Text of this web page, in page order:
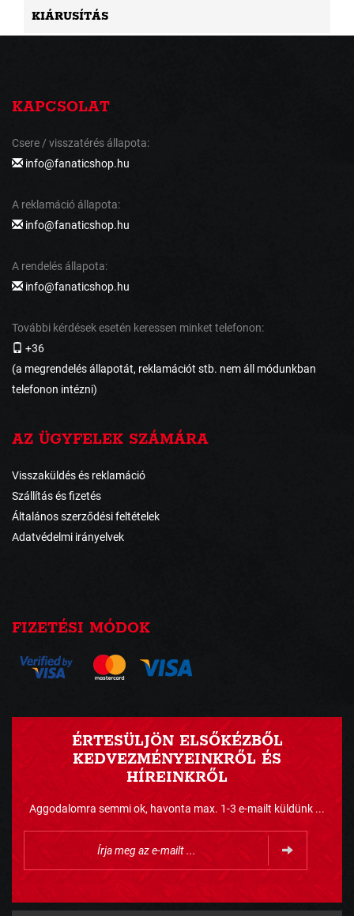
KIÁRUSÍTÁS
KAPCSOLAT
Csere / visszatérés állapota:
info@fanaticshop.hu
A reklamáció állapota:
info@fanaticshop.hu
A rendelés állapota:
info@fanaticshop.hu
További kérdések esetén keressen minket telefonon:
+36
(a megrendelés állapotát, reklamációt stb. nem áll módunkban
telefonon intézni)
AZ ÜGYFELEK SZÁMÁRA
Visszaküldés és reklamáció
Szállítás és fizetés
Általános szerződési feltételek
Adatvédelmi irányelvek
FIZETÉSI MÓDOK
ÉRTESÜLJÖN ELSŐKÉZBŐL
KEDVEZMÉNYEINKRŐL ÉS
HÍREINKRŐL
Aggodalomra semmi ok, havonta max. 1-3 e-mailt küldünk ...